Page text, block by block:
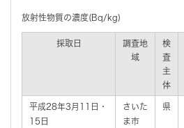
放射性物質の濃度(Bq/kg)
採取日
調査地
域
検
査
主
体
平成28年3月11日・
15日
さいた
ま市
県